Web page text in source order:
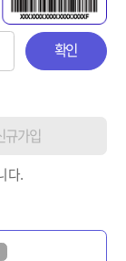
확인
규가입
다.